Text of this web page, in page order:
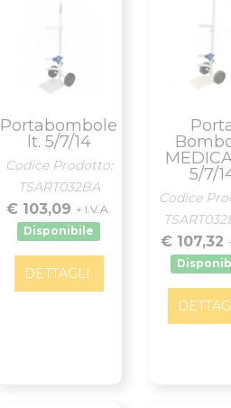
Portabombole
lt. 5/7/14
Codice Prodotto:
TSART032BA
€ 103,09 + I.V.A.
Disponibile
DETTAGLI
5/7/
Codice
€ 107,32